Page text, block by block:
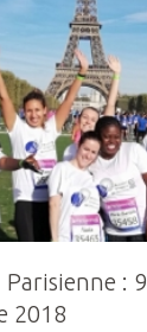
Parisienne : 9
2018